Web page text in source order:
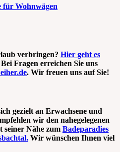
für Wohnwägen
verbringen? Hier geht es
Bei Fragen erreichen Sie uns
. Wir freuen uns auf Sie!
gezielt an Erwachsene und
wir den nahegelegenen
seiner Nähe zum Badeparadies
Wir wünschen Ihnen viel